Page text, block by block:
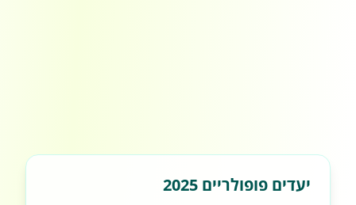
יעדים פופולריים 2025